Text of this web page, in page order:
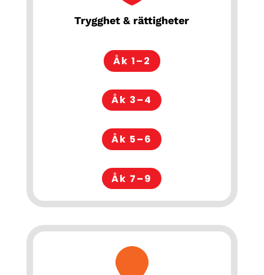
Trygghet & rättigheter
Åk 1–2
Åk 3–4
Åk 5–6
Åk 7–9